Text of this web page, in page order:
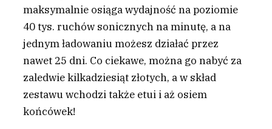
maksymalnie osiąga wydajność na poziomie
40 tys. ruchów sonicznych na minutę, a na
jednym ładowaniu możesz działać przez
nawet 25 dni. Co ciekawe, można go nabyć za
zaledwie kilkadziesiąt złotych, a w skład
zestawu wchodzi także etui i aż osiem
końcówek!